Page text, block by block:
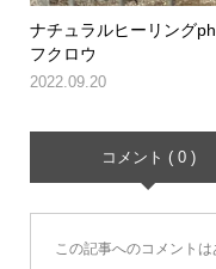
ナチュラルヒーリング
フクロウ
2022.09.20
コメント ( 0 )
この記事へのコメントは